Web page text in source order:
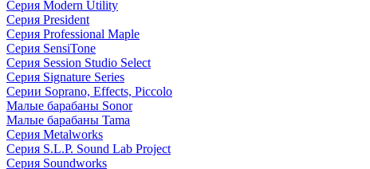
Серия Modern Utility
Серия President
Серия Professional Maple
Серия SensiTone
Серия Session Studio Select
Серия Signature Series
Серии Soprano, Effects, Piccolo
Малые барабаны Sonor
Малые барабаны Tama
Серия Metalworks
Серия S.L.P. Sound Lab Project
Серия Soundworks